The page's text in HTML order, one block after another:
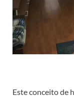
Este conceito de